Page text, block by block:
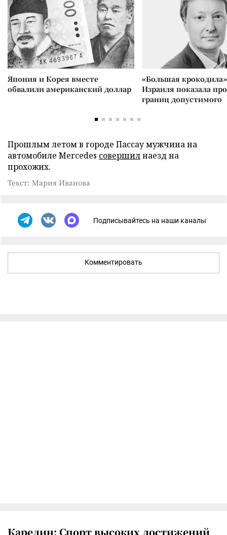
Япония и Корея вместе
обвалили американский доллар
«Большая
Израиля показала
границ допустимого
Прошлым летом в городе Пассау мужчина на
автомобиле Mercedes совершилнаезд на
прохожих.
Текст: Мария Иванова
Подписывайтесь на наши каналы
Комментировать
Карелин: Спорт высоких достижений